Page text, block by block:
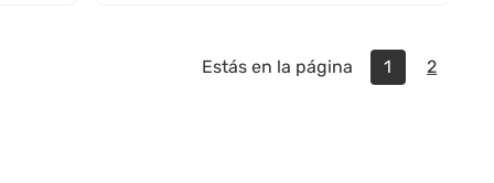
Estás en la página 1 2